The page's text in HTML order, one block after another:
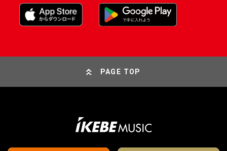
PAGE TOP